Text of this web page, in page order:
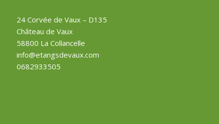
24 Corvée de Vaux – D135
Château de Vaux
58800 La Collancelle
info@etangsdevaux.com
0682933505